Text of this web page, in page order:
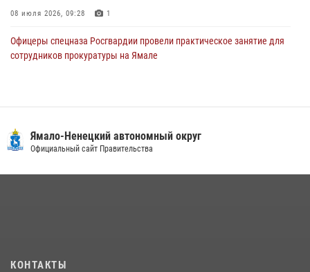
08 июля 2026, 09:28 1
Офицеры спецназа Росгвардии провели практическое занятие для
сотрудников прокуратуры на Ямале
«Каникулы с Росгвардией» продолжаются на Ямале
Ямало-Ненецкий автономный округ
Официальный сайт Правительства
КОНТАКТЫ